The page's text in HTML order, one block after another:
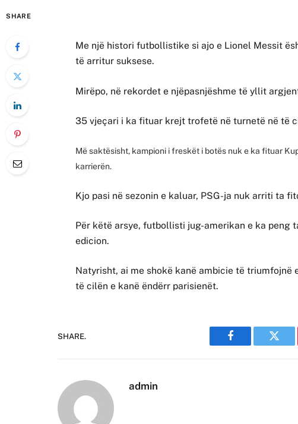
SHARE
Me një histori futbollistike si ajo e Lionel Messit
të arritur suksese.
Mirëpo, në rekordet e njëpasnjëshme të yllit
35 vjeçari i ka fituar krejt trofetë në turnetë në të
Më saktësisht, kampioni i freskët i botës nuk e ka fituar
karrierën.
Kjo pasi në sezonin e kaluar, PSG-ja nuk arriti ta
Për këtë arsye, futbollisti jug-amerikan e ka peng
edicion.
Natyrisht, ai me shokë kanë ambicie të triumfojnë
të cilën e kanë ëndërr parisienët.
SHARE.
Facebook
admin